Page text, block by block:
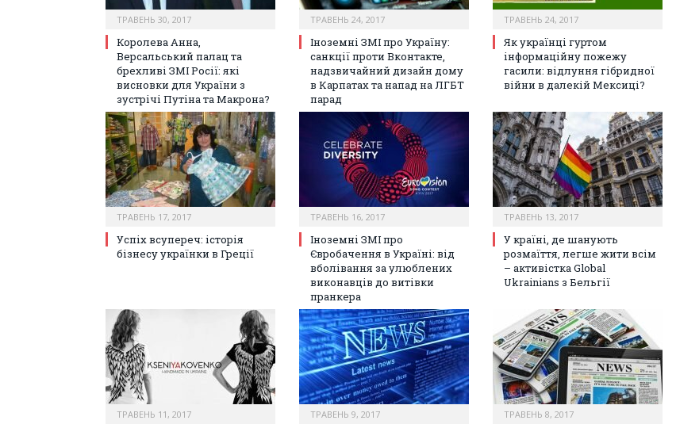
ТРАВЕНЬ 30, 2017
Королева Анна,
Версальський палац та
брехливі ЗМІ Росії: які
висновки для України з
зустрічі Путіна та Макрона?
ТРАВЕНЬ 24, 2017
Іноземні ЗМІ про Україну:
санкції проти Вконтакте,
надзвичайний дизайн дому
в Карпатах та напад на ЛГБТ
парад
ТРАВЕНЬ 24, 2017
Як українці гуртом
інформаційну пожежу
гасили: відлуння гібридної
війни в далекій Мексиці?
ТРАВЕНЬ 17, 2017
Успіх всупереч: історія
бізнесу українки в Греції
ТРАВЕНЬ 16, 2017
Іноземні ЗМІ про
Євробачення в Україні: від
вболівання за улюблених
виконавців до витівки
пранкера
ТРАВЕНЬ 13, 2017
У країні, де шанують
розмаїття, легше жити всім
– активістка Global
Ukrainians з Бельгії
ТРАВЕНЬ 11, 2017 ТРАВЕНЬ 9, 2017 ТРАВЕНЬ 8, 2017